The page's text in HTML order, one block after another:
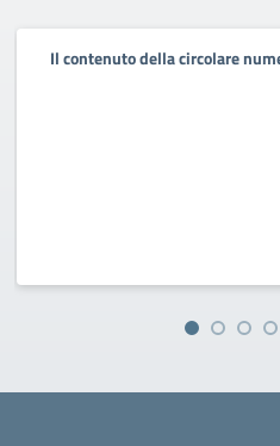
Il contenuto della circolare